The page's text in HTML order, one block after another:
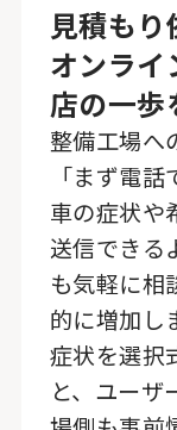
見積もり
オンライ
店の一歩
整備工場へ
「まず電
車の症状や
送信できる
も気軽に相
的に増加し
症状を選択
と、ユーザ